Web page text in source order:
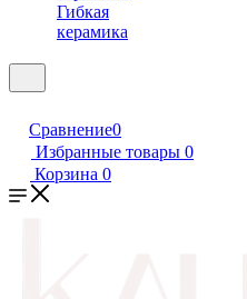
Гибкая
керамика
Сравнение0
Избранные товары 0
Корзина 0